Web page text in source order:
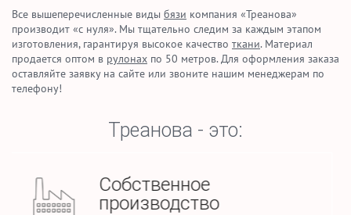
Все вышеперечисленные виды бязи компания «Треанова»
производит «с нуля». Мы тщательно следим за каждым этапом
изготовления, гарантируя высокое качество ткани. Материал
продается оптом в рулонах по 50 метров. Для оформления заказа
оставляйте заявку на сайте или звоните нашим менеджерам по
телефону!
Треанова - это:
Стабильные объемы
производства